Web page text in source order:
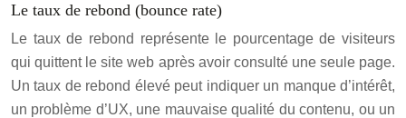
Le taux de rebond (bounce rate)
Le taux de rebond représente le pourcentage de visiteurs
qui quittent le site web après avoir consulté une seule page.
Un taux de rebond élevé peut indiquer un manque d’intérêt,
un problème d’UX, une mauvaise qualité du contenu, ou un